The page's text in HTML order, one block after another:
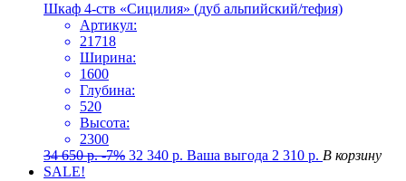
Шкаф 4-ств «Сицилия» (дуб альпийский/тефия)
Артикул:
21718
Ширина:
1600
Глубина:
520
Высота:
2300
34 650р. -7% 32 340 р. Ваша выгода 2 310 р. В корзину
SALE!